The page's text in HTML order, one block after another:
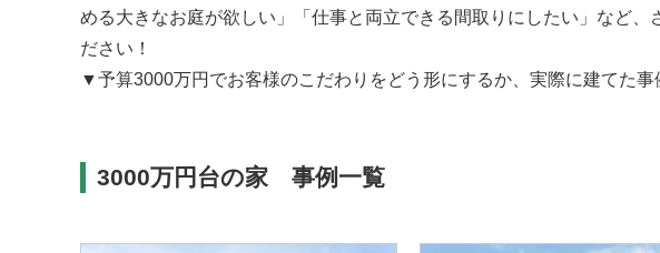
める大きなお庭が欲しい」「仕事と両立できる間取りにしたい」など
ださい！
▼予算3000万円でお客様のこだわりをどう形にするか、実際に建てた事
3000万円台の家 事例一覧